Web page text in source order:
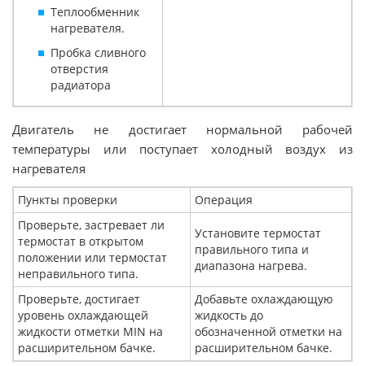
Теплообменник
нагревателя.
Пробка сливного
отверстия
радиатора
Двигатель не достигает нормальной рабочей
температуры или поступает холодный воздух из
нагревателя
Пункты проверки
Операция
Проверьте, застревает ли
термостат в открытом
положении или термостат
неправильного типа.
Установите термостат
правильного типа и
диапазона нагрева.
Проверьте, достигает
уровень охлаждающей
жидкости отметки MIN на
расширительном бачке.
Добавьте охлаждающую
жидкость до
обозначенной отметки на
расширительном бачке.